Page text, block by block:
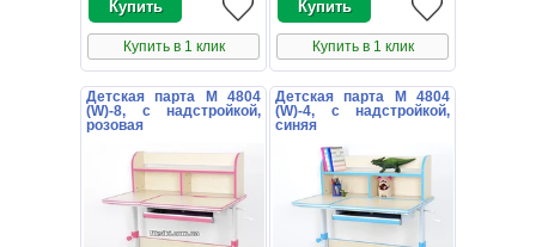
Купить в 1 клик Купить в 1 клик
Детская парта M 4804
(W)-8, с надстройкой,
розовая
Детская парта M 4804
(W)-4, с надстройкой,
синяя